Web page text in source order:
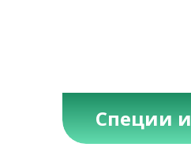
Специи